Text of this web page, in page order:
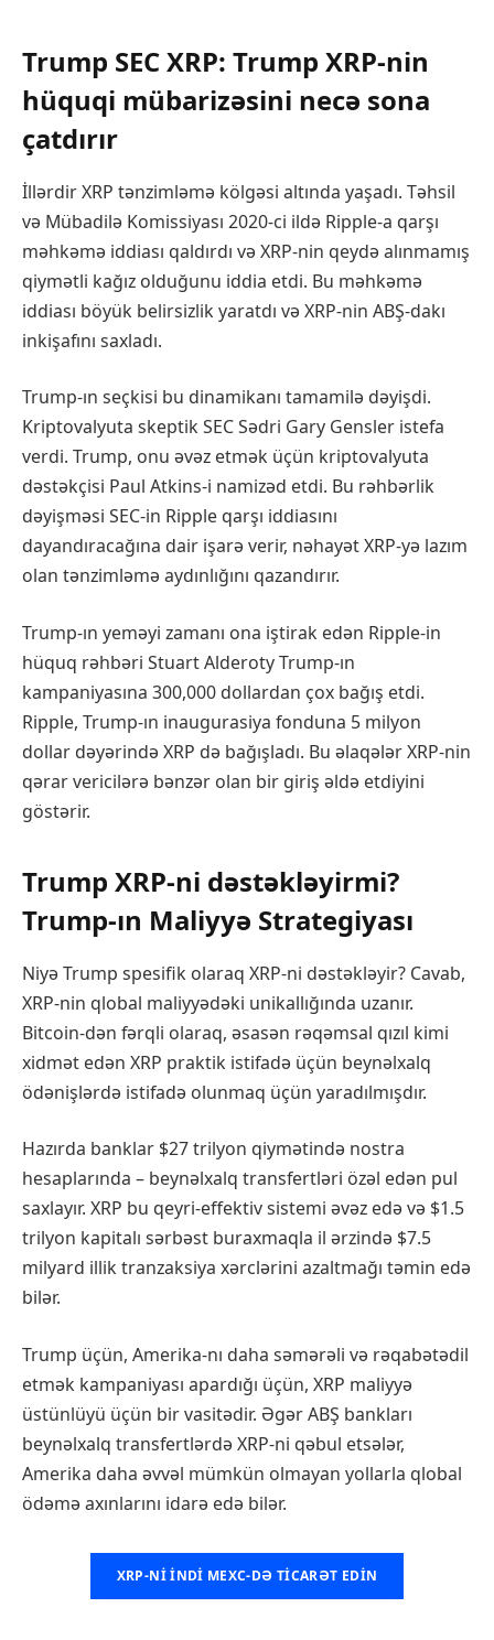
Trump SEC XRP: Trump XRP-nin
hüquqi mübarizəsini necə sona
çatdırır
İllərdir XRP tənzimləmə kölgəsi altında yaşadı. Təhsil
və Mübadilə Komissiyası 2020-ci ildə Ripple-a qarşı
məhkəmə iddiası qaldırdı və XRP-nin qeydə alınmamış
qiymətli kağız olduğunu iddia etdi. Bu məhkəmə
iddiası böyük belirsizlik yaratdı və XRP-nin ABŞ-dakı
inkişafını saxladı.
Trump-ın seçkisi bu dinamikanı tamamilə dəyişdi.
Kriptovalyuta skeptik SEC Sədri Gary Gensler istefa
verdi. Trump, onu əvəz etmək üçün kriptovalyuta
dəstəkçisi Paul Atkins-i namizəd etdi. Bu rəhbərlik
dəyişməsi SEC-in Ripple qarşı iddiasını
dayandıracağına dair işarə verir, nəhayət XRP-yə lazım
olan tənzimləmə aydınlığını qazandırır.
Trump-ın yeməyi zamanı ona iştirak edən Ripple-in
hüquq rəhbəri Stuart Alderoty Trump-ın
kampaniyasına 300,000 dollardan çox bağış etdi.
Ripple, Trump-ın inaugurasiya fonduna 5 milyon
dollar dəyərində XRP də bağışladı. Bu əlaqələr XRP-nin
qərar vericilərə bənzər olan bir giriş əldə etdiyini
göstərir.
Trump XRP-ni dəstəkləyirmi?
Trump-ın Maliyyə Strategiyası
Niyə Trump spesifik olaraq XRP-ni dəstəkləyir? Cavab,
XRP-nin qlobal maliyyədəki unikallığında uzanır.
Bitcoin-dən fərqli olaraq, əsasən rəqəmsal qızıl kimi
xidmət edən XRP praktik istifadə üçün beynəlxalq
ödənişlərdə istifadə olunmaq üçün yaradılmışdır.
Hazırda banklar $27 trilyon qiymətində nostra
hesaplarında – beynəlxalq transfertləri özəl edən pul
saxlayır. XRP bu qeyri-effektiv sistemi əvəz edə və $1.5
trilyon kapitalı sərbəst buraxmaqla il ərzində $7.5
milyard illik tranzaksiya xərclərini azaltmağı təmin edə
bilər.
Trump üçün, Amerika-nı daha səmərəli və rəqabətədil
etmək kampaniyası apardığı üçün, XRP maliyyə
üstünlüyü üçün bir vasitədir. Əgər ABŞ bankları
beynəlxalq transfertlərdə XRP-ni qəbul etsələr,
Amerika daha əvvəl mümkün olmayan yollarla qlobal
ödəmə axınlarını idarə edə bilər.
XRP-NI INDI MEXC-DƏ TICARƏT EDIN